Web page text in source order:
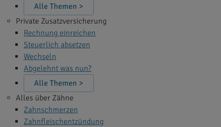
Alle Themen >
Private Zusatzversicherung
Rechnung einreichen
Steuerlich absetzen
Wechseln
Abgelehnt was nun?
Alle Themen >
Alles über Zähne
Zahnschmerzen
Zahnfleischentzündung